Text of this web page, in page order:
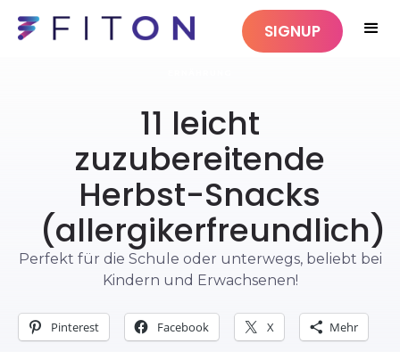
SIGNUP
11 leicht
zuzubereitende
Herbst-Snacks
(allergikerfreundlich)
Perfekt für die Schule oder unterwegs, beliebt bei
Kindern und Erwachsenen!
Pinterest Facebook X Mehr